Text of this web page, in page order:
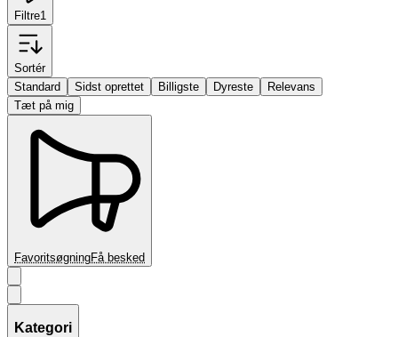
Filtre1
Sortér
Standard
Sidst oprettet Billigste Dyreste
Relevans
Tæt på mig
FavoritsøgningFå besked
Kategori